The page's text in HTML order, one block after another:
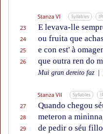
Stanza VI Syllables
23 E levava-lle
24 ou fruita que
25 e con est' à
26 que outra ren do
Mui gran dereito faz
Stanza VII Syllables
27 Quando chegou
28 meteron a
29 de pedir o séu fillo